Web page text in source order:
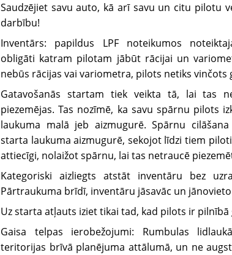
Saudzējiet savu auto, kā arī savu un citu pilotu
darbību!
Inventārs: papildus LPF noteikumos
obligāti katram pilotam jābūt rācijai un
nebūs rācijas vai variometra, pilots netiks vinčots
Gatavošanās startam tiek veikta tā, lai tas
piezemējas. Tas nozīmē, ka savu spārnu pilots
laukuma malā jeb aizmugurē. Spārnu
starta laukuma aizmugurē, sekojot līdzi tiem
attiecīgi, nolaižot spārnu, lai tas netraucē
Kategoriski aizliegts atstāt inventāru bez
Pārtraukuma brīdī, inventāru jāsavāc un
Uz starta atļauts iziet tikai tad, kad pilots ir
Gaisa telpas ierobežojumi: Rumbulas
teritorijas brīvā planējuma attālumā, un ne